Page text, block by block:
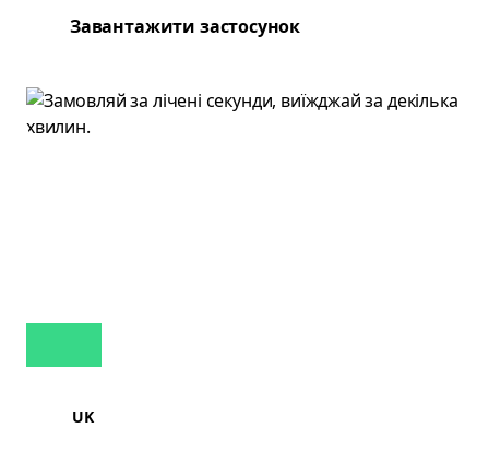
Завантажити застосунок
UK